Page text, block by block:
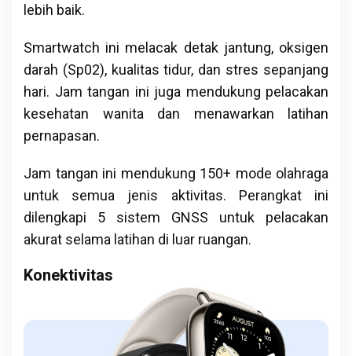
lebih baik.
Smartwatch ini melacak detak jantung, oksigen
darah (Sp02), kualitas tidur, dan stres sepanjang
hari. Jam tangan ini juga mendukung pelacakan
kesehatan wanita dan menawarkan latihan
pernapasan.
Jam tangan ini mendukung 150+ mode olahraga
untuk semua jenis aktivitas. Perangkat ini
dilengkapi 5 sistem GNSS untuk pelacakan
akurat selama latihan di luar ruangan.
Konektivitas